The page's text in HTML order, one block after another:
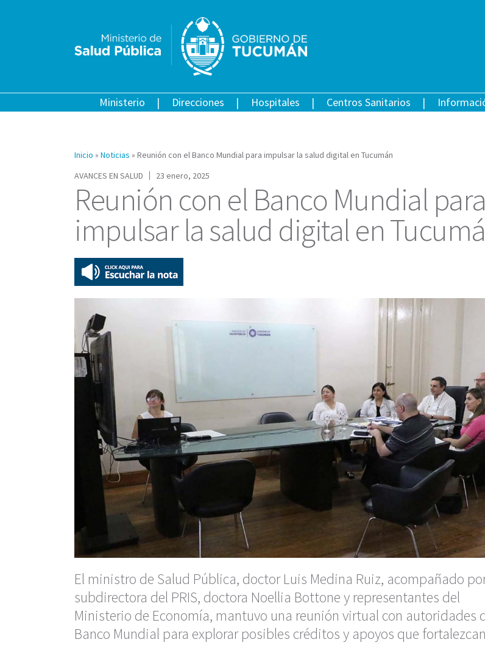
Ministerio Direcciones Hospitales Centros Sanitarios
Inicio » Noticias » Reunión con el Banco Mundial para impulsar la salud digital en Tucumán
AVANCES EN SALUD
23 enero, 2025
Reunión con el Banco Mundial para
impulsar la salud digital en
El ministro de Salud Pública, doctor Luis Medina Ruiz, acompañado
subdirectora del PRIS, doctora Noellia Bottone y representantes del
Ministerio de Economía, mantuvo una reunión virtual con autoridades
Banco Mundial para explorar posibles créditos y apoyos que